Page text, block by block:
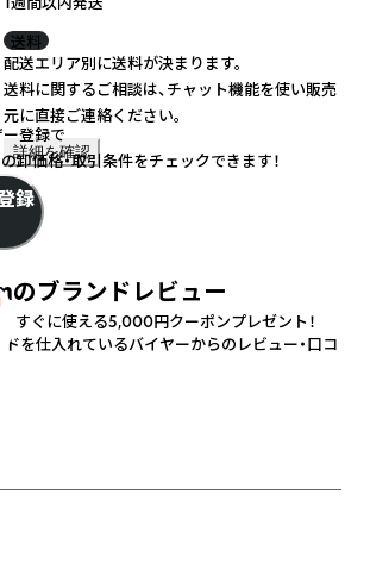
送料
配送エリア別に送料が決まります。
送料に関するご相談は、チャット機能を使い販売
元に直接ご連絡ください。
詳細を確認
ブランドレビュー
を仕入れているバイヤーからのレビュー・口コ
登録で
卸価格・取引条件をチェックできます！
録
すぐに使える5,000円クーポンプレゼント！